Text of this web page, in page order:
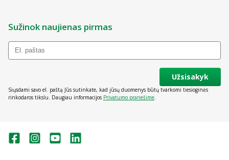
Sužinok naujienas pirmas
Užsisakyk
Siųsdami savo el. paštą Jūs sutinkate, kad jūsų duomenys būtų tvarkomi tiesioginės
rinkodaros tikslu. Daugiau informacijos Privatumo pranešime.